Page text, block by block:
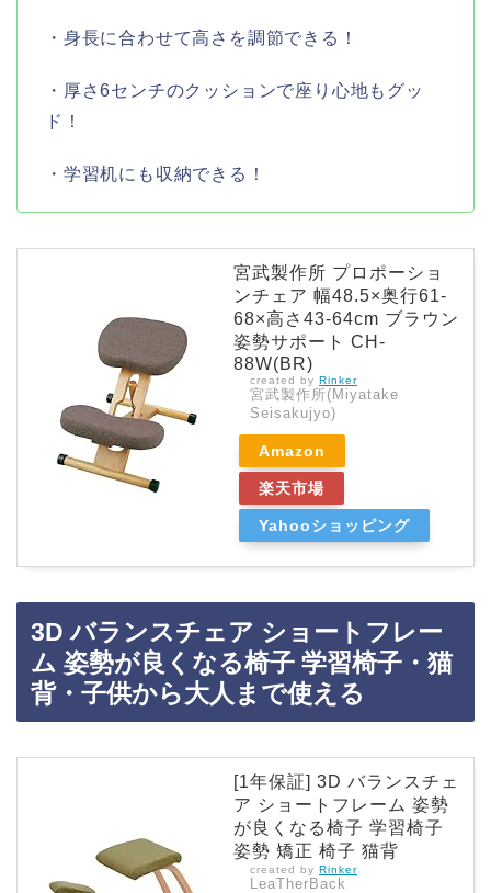
・身長に合わせて高さを調節できる！
・厚さ6センチのクッションで座り心地もグッ
ド！
・学習机にも収納できる！
宮武製作所 プロポーショ
ンチェア 幅48.5×奥行61-
68×高さ43-64cm ブラウン
姿勢サポート CH-
88W(BR)
created by Rinker
宮武製作所(Miyatake
Seisakujyo)
Amazon
楽天市場
Yahooショッピング
3D バランスチェア ショートフレー
ム 姿勢が良くなる椅子 学習椅子・猫
背・子供から大人まで使える
[1年保証] 3D バランスチェ
ア ショートフレーム 姿勢
が良くなる椅子 学習椅子
姿勢 矯正 椅子 猫背
created by Rinker
LeaTherBack